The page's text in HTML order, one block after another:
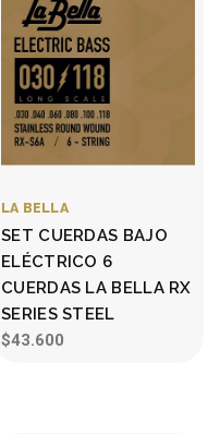
LA BELLA
SET CUERDAS BAJO
ELÉCTRICO 6
CUERDAS LA BELLA RX
SERIES STEEL
$43.600